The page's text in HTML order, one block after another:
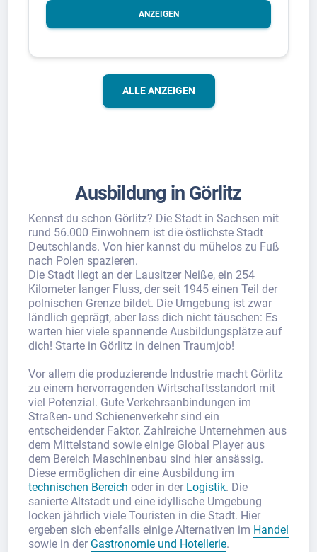
ANZEIGEN
ALLE ANZEIGEN
Ausbildung in Görlitz
Kennst du schon Görlitz? Die Stadt in Sachsen mit
rund 56.000 Einwohnern ist die östlichste Stadt
Deutschlands. Von hier kannst du mühelos zu Fuß
nach Polen spazieren.
Die Stadt liegt an der Lausitzer Neiße, ein 254
Kilometer langer Fluss, der seit 1945 einen Teil der
polnischen Grenze bildet. Die Umgebung ist zwar
ländlich geprägt, aber lass dich nicht täuschen: Es
warten hier viele spannende Ausbildungsplätze auf
dich! Starte in Görlitz in deinen Traumjob!
Vor allem die produzierende Industrie macht Görlitz
zu einem hervorragenden Wirtschaftsstandort mit
viel Potenzial. Gute Verkehrsanbindungen im
Straßen- und Schienenverkehr sind ein
entscheidender Faktor. Zahlreiche Unternehmen aus
dem Mittelstand sowie einige Global Player aus
dem Bereich Maschinenbau sind hier ansässig.
Diese ermöglichen dir eine Ausbildung im
technischen Bereich oder in der Logistik. Die
sanierte Altstadt und eine idyllische Umgebung
locken jährlich viele Touristen in die Stadt. Hier
ergeben sich ebenfalls einige Alternativen im Handel
sowie in der Gastronomie und Hotellerie.